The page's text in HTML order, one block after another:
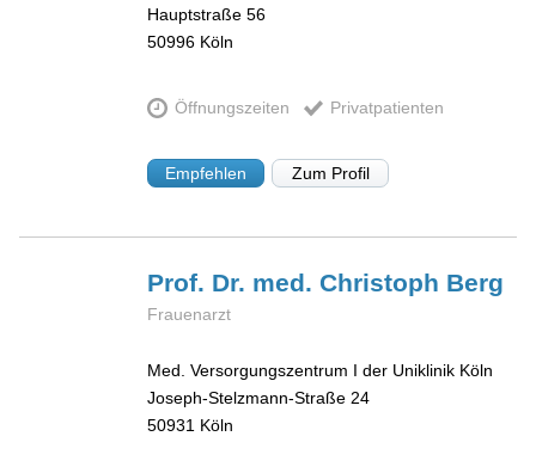
Hauptstraße 56
50996 Köln
Öffnungszeiten Privatpatienten
Empfehlen Zum Profil
Prof. Dr. med. Christoph Berg
Frauenarzt
Med. Versorgungszentrum I der Uniklinik Köln
Joseph-Stelzmann-Straße 24
50931 Köln